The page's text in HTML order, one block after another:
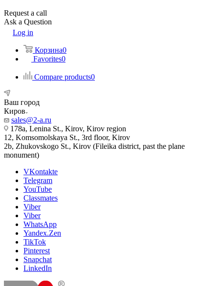
Request a call
Ask a Question
Log in
Корзина0
Favorites0
Compare products0
Ваш город
Киров
sales@2-a.ru
178a, Lenina St., Kirov, Kirov region
12, Komsomolskaya St., 3rd floor, Kirov
2b, Zhukovskogo St., Kirov (Fileika district, past the plane
monument)
VKontakte
Telegram
YouTube
Classmates
Viber
Viber
WhatsApp
Yandex.Zen
TikTok
Pinterest
Snapchat
LinkedIn